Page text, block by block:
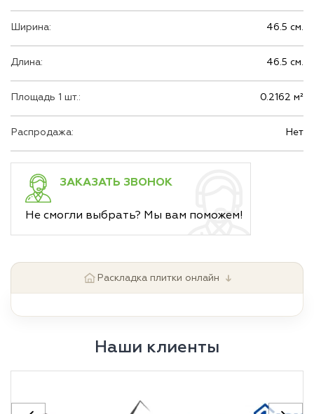
Ширина: 46.5 см.
Длина: 46.5 см.
Площадь 1 шт.: 0.2162 м²
Распродажа: Нет
ЗАКАЗАТЬ ЗВОНОК
Не смогли выбрать? Мы вам поможем!
Раскладка плитки онлайн ↓
Наши клиенты